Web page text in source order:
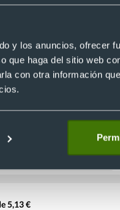
y los anuncios, ofrecer
que haga del sitio web
con otra información
bloc de notas en negro con
y llavero personalizados
5,13 €